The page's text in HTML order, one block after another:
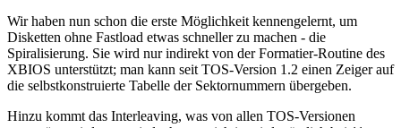
Wir haben nun schon die erste Möglichkeit kennengelernt, um
Disketten ohne Fastload etwas schneller zu machen - die
Spiralisierung. Sie wird nur indirekt von der Formatier-Routine des
XBIOS unterstützt; man kann seit TOS-Version 1.2 einen Zeiger auf
die selbstkonstruierte Tabelle der Sektornummern übergeben.
Hinzu kommt das Interleaving, was von allen TOS-Versionen